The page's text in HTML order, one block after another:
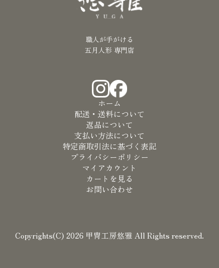
職人が手がける
五月人形 専門店
ホーム
配送・送料について
返品について
支払い方法について
特定商取引法に基づく表記
プライバシーポリシー
マイアカウント
カートを見る
お問い合わせ
Copyrights(C) 2026 甲冑工房悠雅 All Rights reserved.